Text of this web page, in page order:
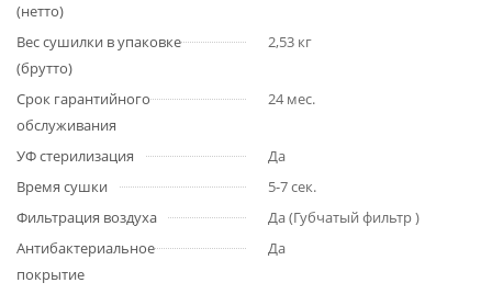
(нетто)
Вес сушилки в упаковке
(брутто)
2,53 кг
Срок гарантийного
обслуживания
24 мес.
УФ стерилизация
Да
Время сушки
5-7 сек.
Фильтрация воздуха
Да (Губчатый фильтр )
Антибактериальное
покрытие
Да